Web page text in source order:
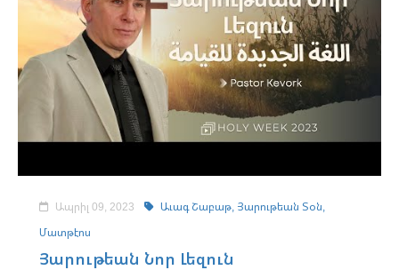
Ապրիլ 09, 2023 Աւագ Շաբաթ, Յարութեան Տօն,
Մատթէոս
Յարութեան Նոր Լեզուն